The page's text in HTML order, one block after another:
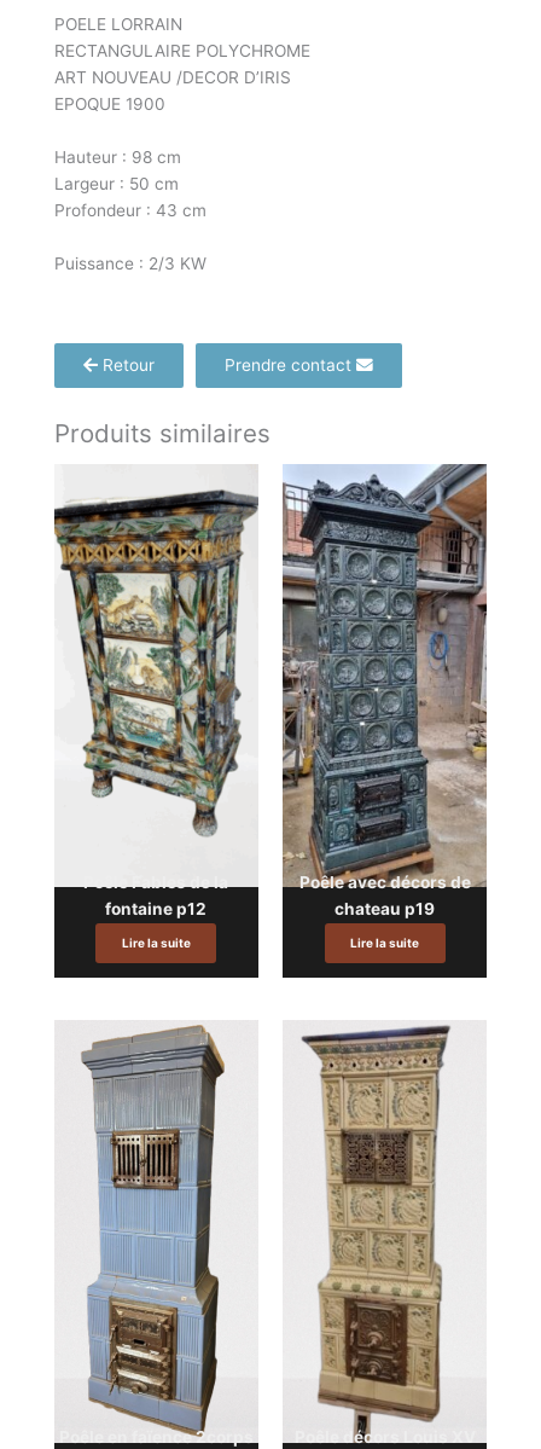
POELE LORRAIN
RECTANGULAIRE POLYCHROME
ART NOUVEAU /DECOR D’IRIS
EPOQUE 1900
Hauteur : 98 cm
Largeur : 50 cm
Profondeur : 43 cm
Puissance : 2/3 KW
Retour Prendre contact
Produits similaires
fontaine p12
Lire la suite
Poêle avec décors de
chateau p19
Lire la suite
Poêle en faïence 2corps Poêle décors Louis XV